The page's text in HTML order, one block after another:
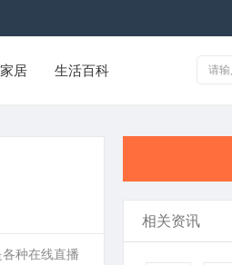
居 生活百科
种在线直播
相关资讯